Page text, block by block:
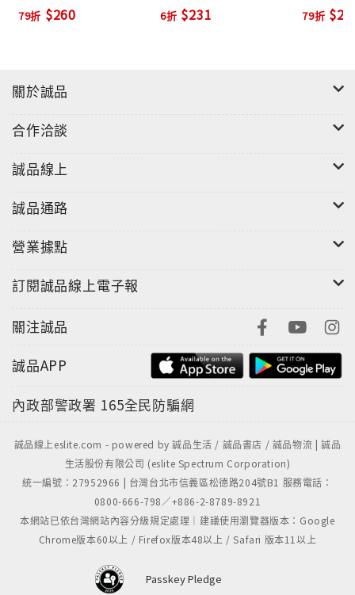
79折 $260 6折 $231 79折
關於誠品
合作洽談
誠品線上
誠品通路
營業據點
訂閱誠品線上電子報
關注誠品
誠品APP
內政部警政署 165全民防騙網
誠品線上eslite.com - powered by 誠品生活 / 誠品書店 / 誠品物流 | 誠品
生活股份有限公司 (eslite Spectrum Corporation)
統一編號：27952966 | 台灣台北市信義區松德路204號B1 服務電話：
0800-666-798／+886-2-8789-8921
本網站已依台灣網站內容分級規定處理｜建議使用瀏覽器版本：Google
Chrome版本60以上 / Firefox版本48以上 / Safari 版本11以上
Passkey Pledge